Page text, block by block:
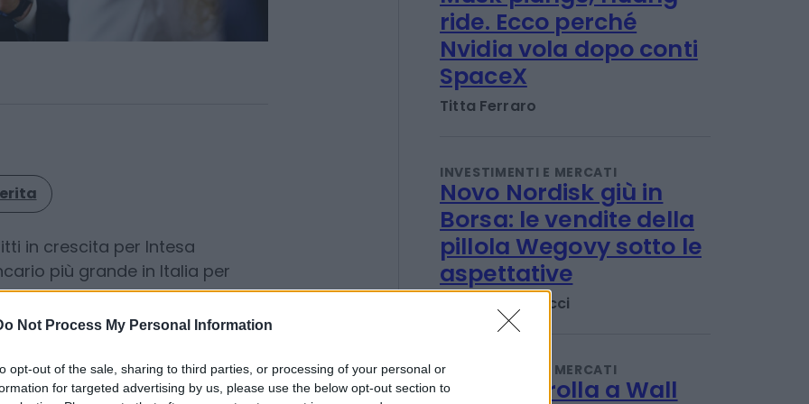
Not Process My Personal Information
opt-out of the sale, sharing to third parties, or processing of your personal or
for targeted advertising by us, please use the below opt-out section to
in crescita per Intesa
più grande in Italia per
mesi dell’anno con un utile
INVESTIMENTI E MERCATI
Musk piange, Huang
ride. Ecco perché
Titta Ferraro
INVESTIMENTI E MERCATI
Novo Nordisk giù in
Borsa: le vendite della
pillola Wegovy sotto le
Emanuela Meucci